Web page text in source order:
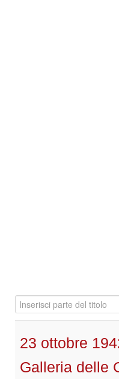
23 ottobre
Galleria delle